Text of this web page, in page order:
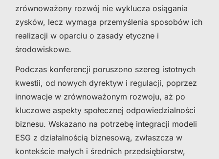
zrównoważony rozwój nie wyklucza osiągania
zysków, lecz wymaga przemyślenia sposobów ich
realizacji w oparciu o zasady etyczne i
środowiskowe.
Podczas konferencji poruszono szereg istotnych
kwestii, od nowych dyrektyw i regulacji, poprzez
innowacje w zrównoważonym rozwoju, aż po
kluczowe aspekty społecznej odpowiedzialności
biznesu. Wskazano na potrzebę integracji modeli
ESG z działalnością biznesową, zwłaszcza w
kontekście małych i średnich przedsiębiorstw,